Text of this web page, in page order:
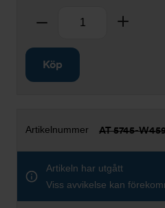
Ta bort
Köp
AT 5745-
Artikeln har utgått
Viss avvikelse kan